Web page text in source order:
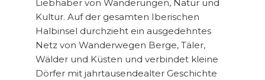
Liebhaber von Wanderungen, Natur und
Kultur. Auf der gesamten Iberischen
Halbinsel durchzieht ein ausgedehntes
Netz von Wanderwegen Berge, Täler,
Wälder und Küsten und verbindet kleine
Dörfer mit jahrtausendealter Geschichte